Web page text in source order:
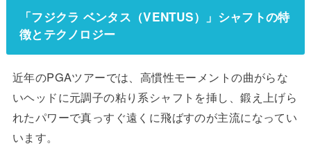
「フジクラ ベンタス（VENTUS）」シャフトの特
徴とテクノロジー
近年のPGAツアーでは、高慣性モーメントの曲がらな
いヘッドに元調子の粘り系シャフトを挿し、鍛え上げら
れたパワーで真っすぐ遠くに飛ばすのが主流になってい
います。